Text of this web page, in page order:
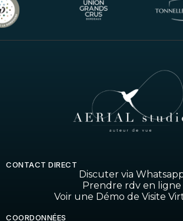
COORDONNÉES
CONTACT DIRECT
Discuter via
Prendre rdv en ligne
Voir une Démo de Visite